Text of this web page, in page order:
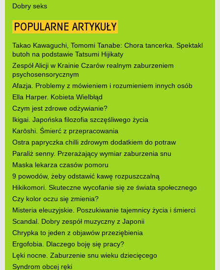
Dobry seks
POPULARNE ARTYKUŁY
Takao Kawaguchi, Tomomi Tanabe: Chora tancerka. Spektakl
butoh na podstawie Tatsumi Hijikaty
Zespół Alicji w Krainie Czarów realnym zaburzeniem
psychosensorycznym
Afazja. Problemy z mówieniem i rozumieniem innych osób
Ella Harper. Kobieta Wielbłąd
Czym jest zdrowe odżywianie?
Ikigai. Japońska filozofia szczęśliwego życia
Karōshi. Śmierć z przepracowania
Ostra papryczka chilli zdrowym dodatkiem do potraw
Paraliż senny. Przerażający wymiar zaburzenia snu
Maska lekarza czasów pomoru
9 powodów, żeby odstawić kawę rozpuszczalną
Hikikomori. Skuteczne wycofanie się ze świata społecznego
Czy kolor oczu się zmienia?
Misteria eleuzyjskie. Poszukiwanie tajemnicy życia i śmierci
Scandal. Dobry zespół muzyczny z Japonii
Chrypka to jeden z objawów przeziębienia
Ergofobia. Dlaczego boję się pracy?
Lęki nocne. Zaburzenie snu wieku dziecięcego
Syndrom obcej ręki